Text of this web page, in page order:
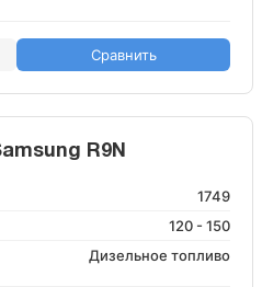
Сравнить
R9N
1749
120 - 150
Дизельное топливо